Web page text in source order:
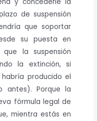
de suspensión
que soportar
su puesta en
la suspensión
la extinción, si
producido el
antes). Porque la
fórmula legal de
mientra estás en